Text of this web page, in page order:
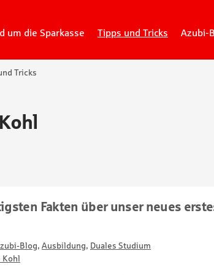
um die Sparkasse
Tipps und Tricks Azubi-
Tricks
Fakten über unser neues
Blog, Ausbildung, Duales Studium
Kohl